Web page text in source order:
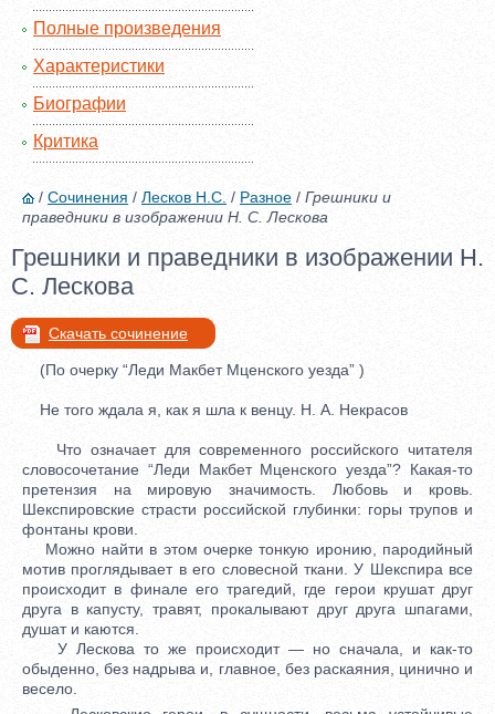
Полные произведения
Характеристики
Биографии
Критика
/ Сочинения / Лесков Н.С. / Разное / Грешники и
праведники в изображении Н. С. Лескова
Грешники и праведники в изображении Н.
С. Лескова
Скачать сочинение
(По очерку “Леди Макбет Мценского уезда” )
Не того ждала я, как я шла к венцу. Н. А. Некрасов
Что означает для современного российского читателя
словосочетание “Леди Макбет Мценского уезда”? Какая-то
претензия на мировую значимость. Любовь и кровь.
Шекспировские страсти российской глубинки: горы трупов и
фонтаны крови.
Можно найти в этом очерке тонкую иронию, пародийный
мотив проглядывает в его словесной ткани. У Шекспира все
происходит в финале его трагедий, где герои крушат друг
друга в капусту, травят, прокалывают друг друга шпагами,
душат и каются.
У Лескова то же происходит — но сначала, и как-то
обыденно, без надрыва и, главное, без раскаяния, цинично и
весело.